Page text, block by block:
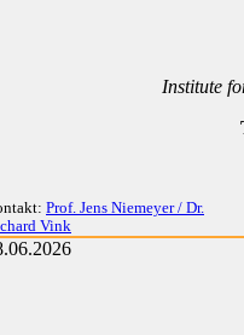
Institute
Prof. Jens Niemeyer / Dr.
Vink